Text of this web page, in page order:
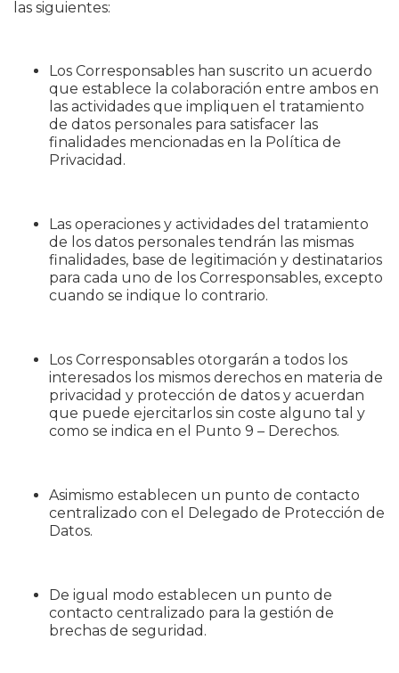
las siguientes:
Los Corresponsables han suscrito un acuerdo
que establece la colaboración entre ambos en
las actividades que impliquen el tratamiento
de datos personales para satisfacer las
finalidades mencionadas en la Política de
Privacidad.
Las operaciones y actividades del tratamiento
de los datos personales tendrán las mismas
finalidades, base de legitimación y destinatarios
para cada uno de los Corresponsables, excepto
cuando se indique lo contrario.
Los Corresponsables otorgarán a todos los
interesados los mismos derechos en materia de
privacidad y protección de datos y acuerdan
que puede ejercitarlos sin coste alguno tal y
como se indica en el Punto 9 – Derechos.
Asimismo establecen un punto de contacto
centralizado con el Delegado de Protección de
Datos.
De igual modo establecen un punto de
contacto centralizado para la gestión de
brechas de seguridad.